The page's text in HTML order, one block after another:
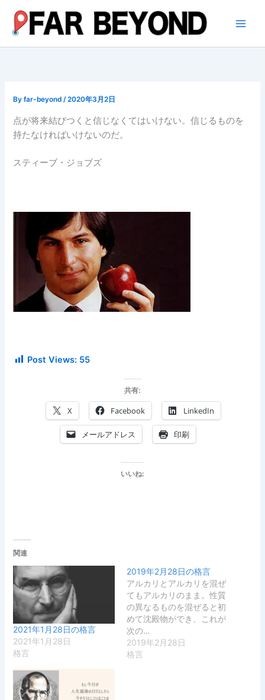
ス
Byfar-beyond/2020年3月2日
点が将来結びつくと信じなくてはいけない。信じるものを
持たなければいけないのだ。
スティーブ・ジョブズ
Post Views: 55
共有:
X Facebook LinkedIn
メールアドレス 印刷
いいね:
関連
2021年1月28日の格言
2021年1月28日
格言
2019年2月28日の格言
アルカリとアルカリを混ぜ
てもアルカリのまま。性質
の異なるものを混ぜると初
めて沈殿物ができ、これが
次の…
2019年2月28日
格言